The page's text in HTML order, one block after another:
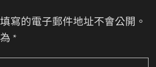
寫的電子郵件地址不會公開。
*